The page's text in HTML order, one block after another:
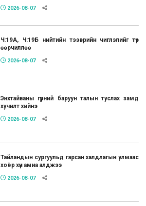
2026-08-07
Ч:19А, Ч:19Б нийтийн тээврийн чиглэлийг түр
өөрчиллөө
2026-08-07
Энхтайваны гүүрний баруун талын туслах замд
хучилт хийнэ
2026-08-07
Тайландын сургуульд гарсан халдлагын улмаас
хоёр хүн амиа алджээ
2026-08-07